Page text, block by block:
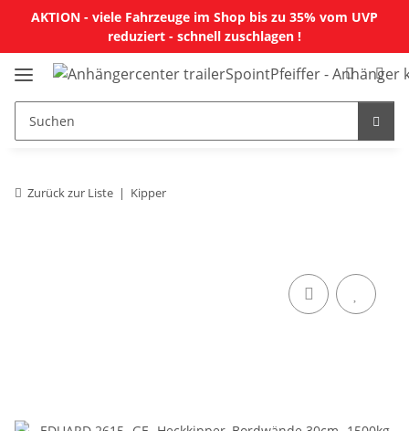
AKTION - viele Fahrzeuge im Shop bis zu 35% vom UVP
reduziert - schnell zuschlagen !
Zurück zur Liste Kipper